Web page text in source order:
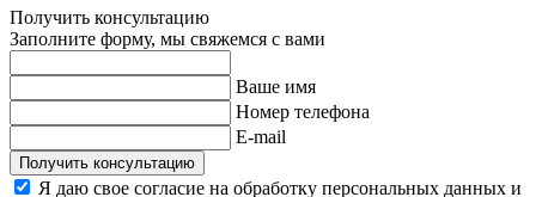
Получить консультацию
Заполните форму, мы свяжемся с вами
Ваше имя
Номер телефона
E-mail
Получить консультацию
Я даю свое согласие на обработку персональных данных и